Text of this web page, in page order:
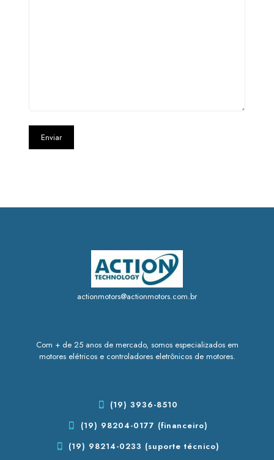
actionmotors@actionmotors.com.br
Com + de 25 anos de mercado, somos especializados em
motores elétricos e controladores eletrônicos de motores.
(19) 3936-8510
(19) 98204-0177 (financeiro)
(19) 98214-0233 (suporte técnico)